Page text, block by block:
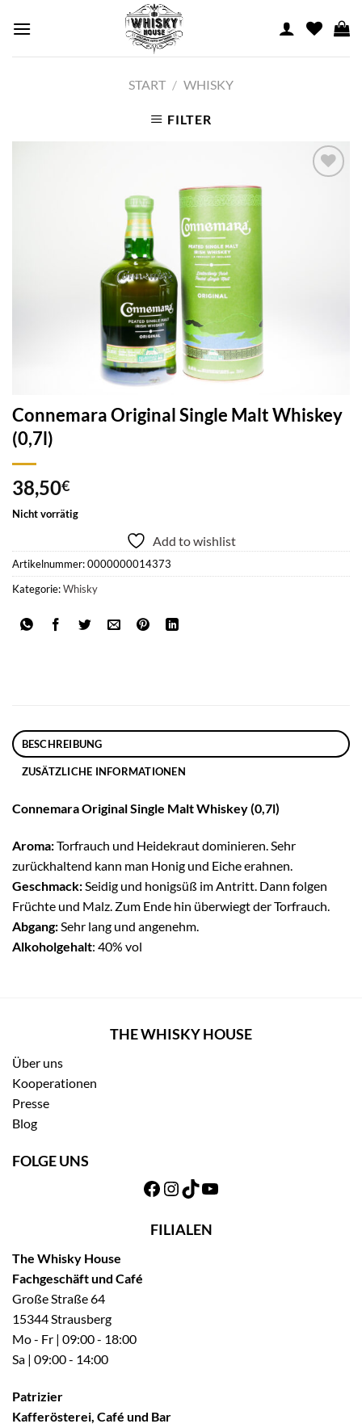
START / WHISKY
FILTER
Connemara Original Single Malt Whiskey
(0,7l)
38,50€
Nicht vorrätig
Add to wishlist
Artikelnummer:0000000014373
Kategorie:Whisky
BESCHREIBUNG
ZUSÄTZLICHE INFORMATIONEN
Connemara Original Single Malt Whiskey (0,7l)
Aroma:Torfrauch und Heidekraut dominieren. Sehr
zurückhaltend kann man Honig und Eiche erahnen.
Geschmack: Seidig und honigsüß im Antritt. Dann folgen
Früchte und Malz. Zum Ende hin überwiegt der Torfrauch.
Abgang: Sehr lang und angenehm.
Alkoholgehalt: 40% vol
THE WHISKY HOUSE
Über uns
Kooperationen
Presse
Blog
FOLGE UNS
Facebook
Instagram
TikTokYouTube
FILIALEN
The Whisky House
Fachgeschäft und Café
Große Straße 64
15344 Strausberg
Mo - Fr | 09:00 - 18:00
Sa | 09:00 - 14:00
Patrizier
Kafferösterei, Café und Bar